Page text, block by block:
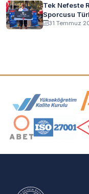
Tek Nefeste
Sporcusu
31 Temmuz